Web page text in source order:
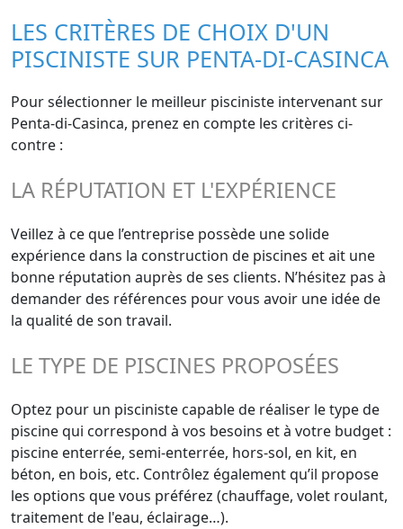
LES CRITÈRES DE CHOIX D'UN
PISCINISTE SUR PENTA-DI-CASINCA
Pour sélectionner le meilleur pisciniste intervenant sur
Penta-di-Casinca, prenez en compte les critères ci-
contre :
LA RÉPUTATION ET L'EXPÉRIENCE
Veillez à ce que l’entreprise possède une solide
expérience dans la construction de piscines et ait une
bonne réputation auprès de ses clients. N’hésitez pas à
demander des références pour vous avoir une idée de
la qualité de son travail.
LE TYPE DE PISCINES PROPOSÉES
Optez pour un pisciniste capable de réaliser le type de
piscine qui correspond à vos besoins et à votre budget :
piscine enterrée, semi-enterrée, hors-sol, en kit, en
béton, en bois, etc. Contrôlez également qu’il propose
les options que vous préférez (chauffage, volet roulant,
traitement de l'eau, éclairage…).